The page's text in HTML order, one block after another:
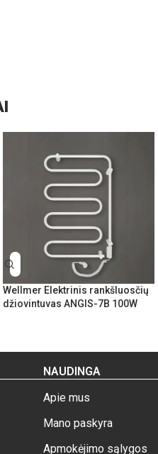
Wellmer Elektrinis rankšluosčių
džiovintuvas ANGIS-7B 100W
NAUDINGA
Apie mus
Mano paskyra
Apmokėjimo sąlygos